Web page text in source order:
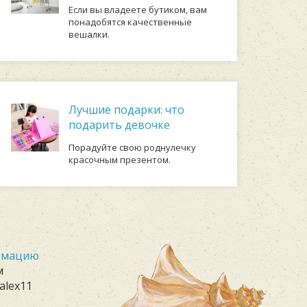
Если вы владеете бутиком, вам
понадобятся качественные
вешалки.
Лучшие подарки: что
подарить девочке
Порадуйте свою роднулечку
красочным презентом.